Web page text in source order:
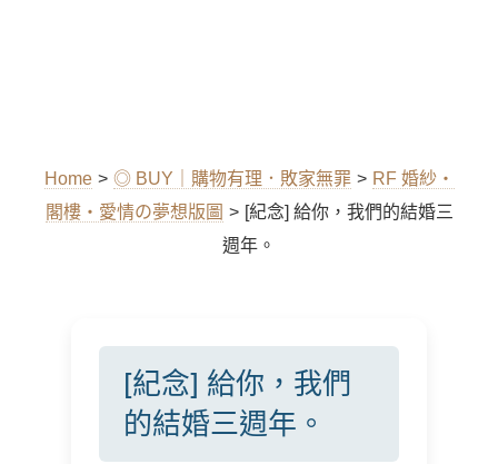
Home > ◎ BUY｜購物有理．敗家無罪 > RF 婚紗‧
閣樓‧愛情の夢想版圖 > [紀念] 給你，我們的結婚三
週年。
[紀念] 給你，我們
的結婚三週年。